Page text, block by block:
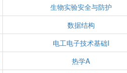
生物实验安全与防护
数据结构
电工电子技术基础I
热学A